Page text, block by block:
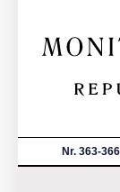
Nr. 363-366